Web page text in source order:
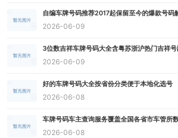
自编车牌号码推荐2017起保留至今的爆款号码
2026-06-09
3位数吉祥车牌号码大全含粤苏浙沪热门吉祥
2026-06-09
好的车牌号码大全按省份分类便于本地化选号
2026-06-08
车牌号码车主查询服务覆盖全国各省市车管所
2026-06-08